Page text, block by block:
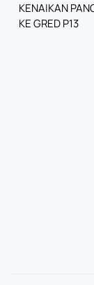
KENAIKAN
KE GRED P13